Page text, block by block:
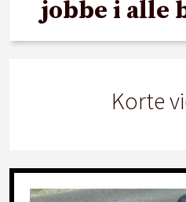
jobbe i alle
Korte